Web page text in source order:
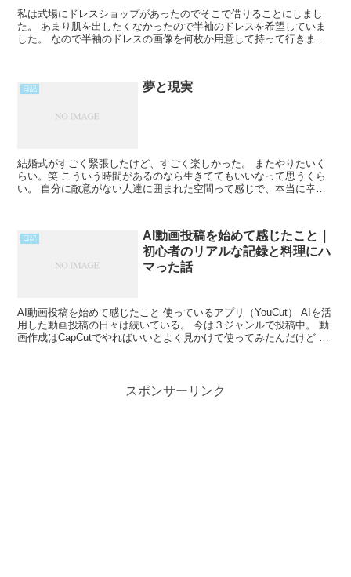
私は式場にドレスショップがあったのでそこで借りることにしまし
た。 あまり肌を出したくなかったので半袖のドレスを希望していま
した。 なので半袖のドレスの画像を何枚か用意して持って行きまし
日記 夢と現実
結婚式がすごく緊張したけど、すごく楽しかった。 またやりたいく
らい。笑 こういう時間があるのなら生きててもいいなって思うくら
い。 自分に敵意がない人達に囲まれた空間って感じで、本当に幸せ
日記
AI動画投稿を始めて感じたこと｜
初心者のリアルな記録と料理にハ
マった話
AI動画投稿を始めて感じたこと 使っているアプリ（YouCut） AIを活
用した動画投稿の日々は続いている。 今は３ジャンルで投稿中。 動
画作成はCapCutでやればいいとよく見かけて使ってみたんだけど 無
スポンサーリンク